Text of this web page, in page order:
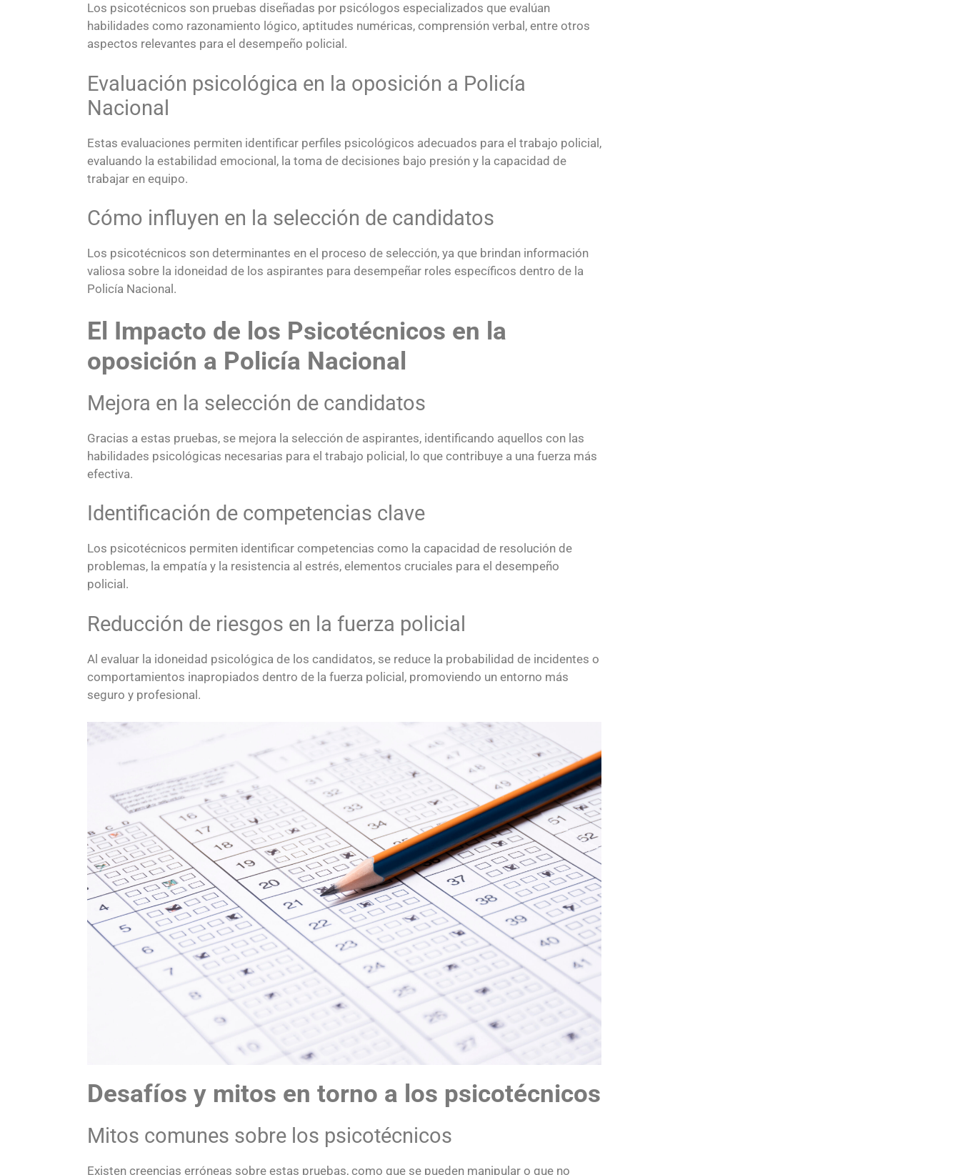
Los psicotécnicos son pruebas diseñadas por psicólogos especializados que evalúan
habilidades como razonamiento lógico, aptitudes numéricas, comprensión verbal, entre otros
aspectos relevantes para el desempeño policial.
Evaluación psicológica en la oposición a Policía
Nacional
Estas evaluaciones permiten identificar perfiles psicológicos adecuados para el trabajo policial,
evaluando la estabilidad emocional, la toma de decisiones bajo presión y la capacidad de
trabajar en equipo.
Cómo influyen en la selección de candidatos
Los psicotécnicos son determinantes en el proceso de selección, ya que brindan información
valiosa sobre la idoneidad de los aspirantes para desempeñar roles específicos dentro de la
Policía Nacional.
El Impacto de los Psicotécnicos en la
oposición a Policía Nacional
Mejora en la selección de candidatos
Gracias a estas pruebas, se mejora la selección de aspirantes, identificando aquellos con las
habilidades psicológicas necesarias para el trabajo policial, lo que contribuye a una fuerza más
efectiva.
Identificación de competencias clave
Los psicotécnicos permiten identificar competencias como la capacidad de resolución de
problemas, la empatía y la resistencia al estrés, elementos cruciales para el desempeño
policial.
Reducción de riesgos en la fuerza policial
Al evaluar la idoneidad psicológica de los candidatos, se reduce la probabilidad de incidentes o
comportamientos inapropiados dentro de la fuerza policial, promoviendo un entorno más
seguro y profesional.
Desafíos y mitos en torno a los psicotécnicos
Mitos comunes sobre los psicotécnicos
Existen creencias erróneas sobre estas pruebas, como que se pueden manipular o que no